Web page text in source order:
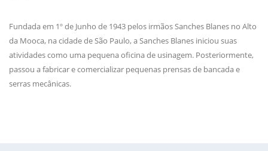
Fundada em 1º de Junho de 1943 pelos irmãos Sanches Blanes no Alto
da Mooca, na cidade de São Paulo, a Sanches Blanes iniciou suas
atividades como uma pequena oficina de usinagem. Posteriormente,
passou a fabricar e comercializar pequenas prensas de bancada e
serras mecânicas.